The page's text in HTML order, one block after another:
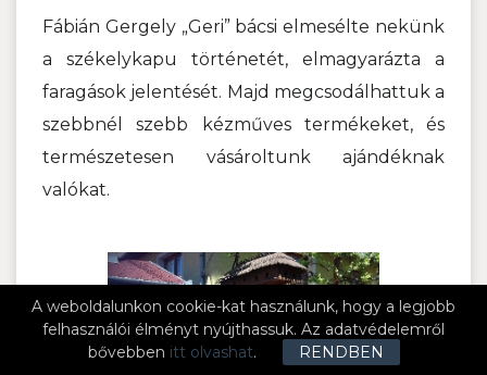
A weboldalunkon cookie-kat használunk, hogy a legjobb
felhasználói élményt nyújthassuk. Az adatvédelemről
bővebben itt olvashat. RENDBEN
Fábián Gergely „Geri” bácsi elmesélte nekünk
a székelykapu történetét, elmagyarázta a
faragások jelentését. Majd megcsodálhattuk a
szebbnél szebb kézműves termékeket, és
természetesen vásároltunk ajándéknak
valókat.